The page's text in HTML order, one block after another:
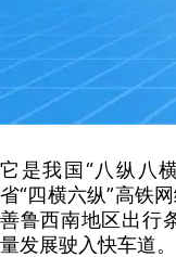
它是我国“八纵八
省“四横六纵”高铁
善鲁西南地区出行
量发展驶入快车道。